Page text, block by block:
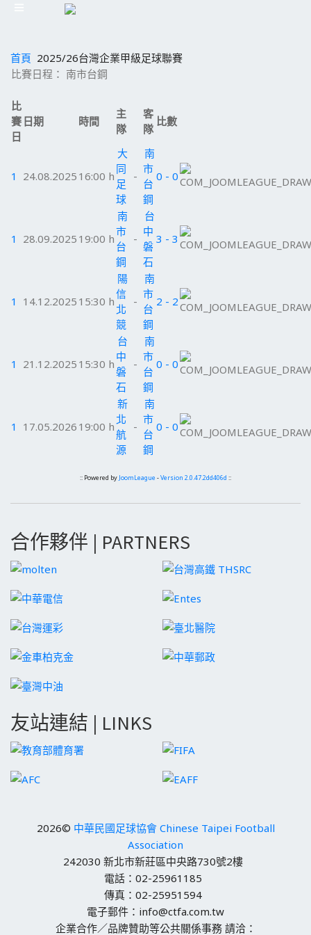
首頁 2025/26台灣企業甲級足球聯賽
比賽日程： 南市台鋼
比
賽
日
日期 時間
主
隊
客
隊
比數
1 24.08.2025 16:00 h
大
同
足
球
-
南
市
台
鋼
0 - 0
1 28.09.2025 19:00 h
南
市
台
鋼
-
台
中
磐
石
3 - 3
1 14.12.2025 15:30 h
陽
信
北
競
-
南
市
台
鋼
2 - 2
1 21.12.2025 15:30 h
台
中
磐
石
-
南
市
台
鋼
0 - 0
1 17.05.2026 19:00 h
新
北
航
源
-
南
市
台
鋼
0 - 0
:: Powered by JoomLeague -Version 2.0.47.2dd406d ::
合作夥伴 | PARTNERS
友站連結 | LINKS
2026© 中華民國足球協會 Chinese Taipei Football
Association
242030 新北市新莊區中央路730號2樓
電話：02-25961185
傳真：02-25951594
電子郵件：info@ctfa.com.tw
企業合作／品牌贊助等公共關係事務 請洽：